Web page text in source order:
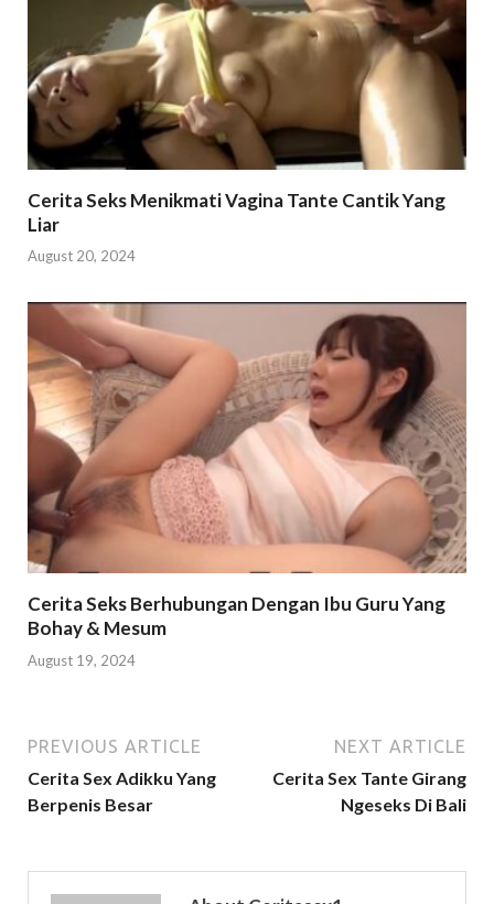
Cerita Seks Menikmati Vagina Tante Cantik Yang
Liar
August 20, 2024
Cerita Seks Berhubungan Dengan Ibu Guru Yang
Bohay & Mesum
August 19, 2024
PREVIOUS ARTICLE
Cerita Sex Adikku Yang
Berpenis Besar
NEXT ARTICLE
Cerita Sex Tante Girang
Ngeseks Di Bali